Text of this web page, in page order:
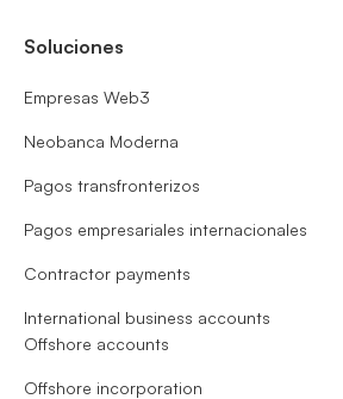
Soluciones
Empresas Web3
Neobanca Moderna
Pagos transfronterizos
Pagos empresariales internacionales
Contractor payments
International business accounts
Offshore accounts
Offshore incorporation